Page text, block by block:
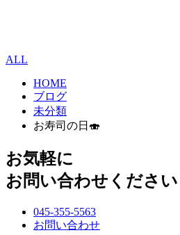
ALL
HOME
ブログ
未分類
お寿司の日🍣
お気軽に
お問い合わせください
045-355-5563
お問い合わせ